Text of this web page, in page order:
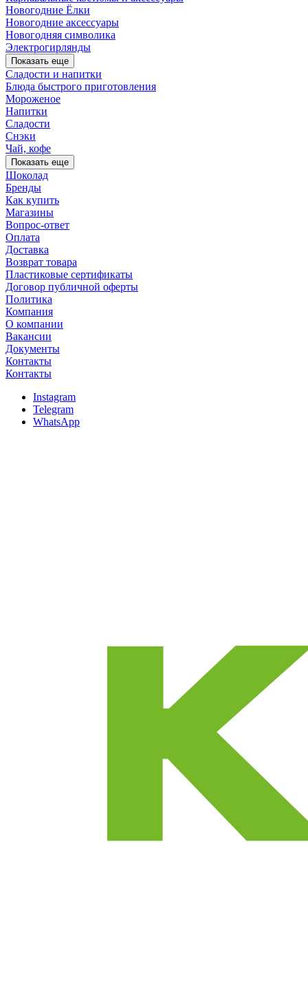
Новогодние Ёлки
Новогодние аксессуары
Новогодняя символика
Электрогирлянды
Показать еще
Сладости и напитки
Блюда быстрого приготовления
Мороженое
Напитки
Сладости
Снэки
Чай, кофе
Показать еще
Шоколад
Бренды
Как купить
Магазины
Вопрос-ответ
Оплата
Доставка
Возврат товара
Пластиковые сертификаты
Договор публичной оферты
Политика
Компания
О компании
Вакансии
Документы
Контакты
Контакты
Instagram
Telegram
WhatsApp